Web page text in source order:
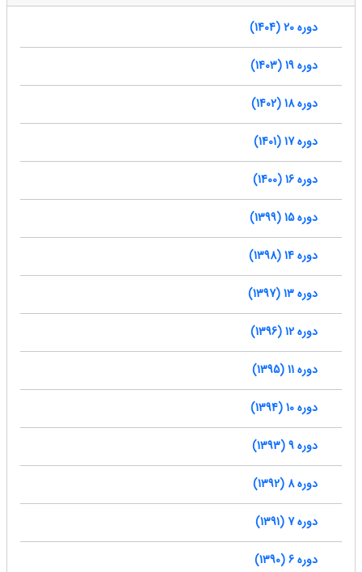
دوره 20 (1404)
دوره 19 (1403)
دوره 18 (1402)
دوره 17 (1401)
دوره 16 (1400)
دوره 15 (1399)
دوره 14 (1398)
دوره 13 (1397)
دوره 12 (1396)
دوره 11 (1395)
دوره 10 (1394)
دوره 9 (1393)
دوره 8 (1392)
دوره 7 (1391)
دوره 6 (1390)